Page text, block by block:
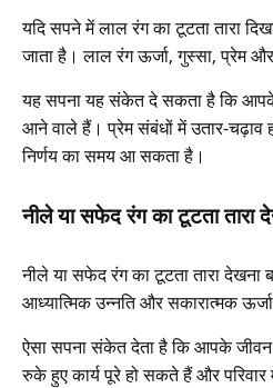
यदि सपने में लाल रंग का टूटता तारा
जाता है। लाल रंग ऊर्जा, गुस्सा, प्रेम
यह सपना यह संकेत दे सकता है कि आपके
आने वाले हैं। प्रेम संबंधों में उतार-चढ़ाव
निर्णय का समय आ सकता है।
नीले या सफेद रंग का टूटता तारा
नीले या सफेद रंग का टूटता तारा देखना
आध्यात्मिक उन्नति और सकारात्मक
ऐसा सपना संकेत देता है कि आपके जीवन
रुके हुए कार्य पूरे हो सकते हैं और